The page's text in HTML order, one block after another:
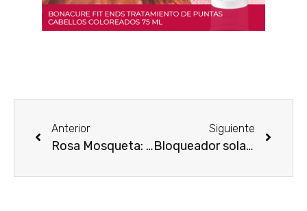
Anterior
Rosa Mosqueta: excelente regenerador de la piel
Siguiente
Bloqueador solar: El mejor amigo de tu piel